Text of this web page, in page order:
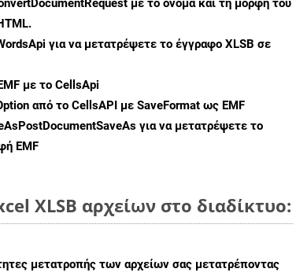
για να μετατρέψετε το έγγραφο XLSB σε
με το CellsApi
από το CellsAPI με SaveFormat ως EMF
για να μετατρέψετε το
EMF
XLSB αρχείων στο
μετατροπής των αρχείων σας μετατρέποντας